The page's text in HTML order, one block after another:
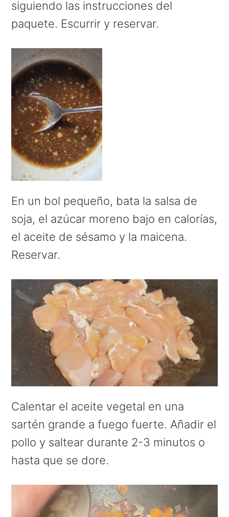
siguiendo las instrucciones del
paquete. Escurrir y reservar.
En un bol pequeño, bata la salsa de
soja, el azúcar moreno bajo en calorías,
el aceite de sésamo y la maicena.
Reservar.
Calentar el aceite vegetal en una
sartén grande a fuego fuerte. Añadir el
pollo y saltear durante 2-3 minutos o
hasta que se dore.